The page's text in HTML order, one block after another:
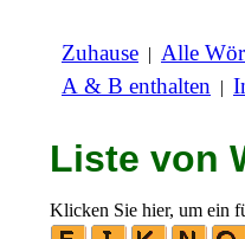
Zuhause | Alle
A & B enthalten |
Liste von
Klicken Sie hier, um ein